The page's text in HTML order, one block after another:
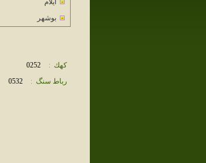
ايلام
بوشهر
كهك :
0252
رباط سنگ :
0532